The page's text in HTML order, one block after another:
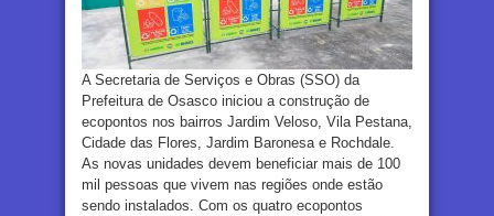
A Secretaria de Serviços e Obras (SSO) da
Prefeitura de Osasco iniciou a construção de
ecopontos nos bairros Jardim Veloso, Vila Pestana,
Cidade das Flores, Jardim Baronesa e Rochdale.
As novas unidades devem beneficiar mais de 100
mil pessoas que vivem nas regiões onde estão
sendo instalados. Com os quatro ecopontos